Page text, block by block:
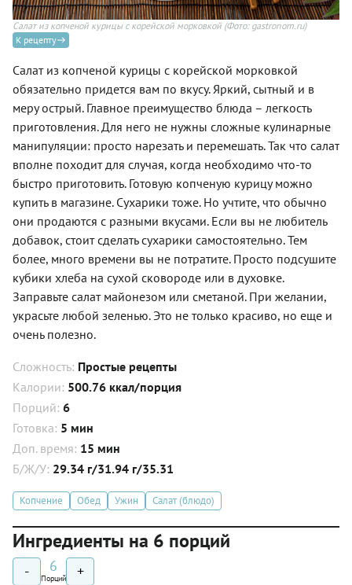
Салат из копченой курицы с корейской морковкой (Фото: gastronom.ru)
К рецепту
Салат из копченой курицы с корейской морковкой
обязательно придется вам по вкусу. Яркий, сытный и в
меру острый. Главное преимущество блюда – легкость
приготовления. Для него не нужны сложные кулинарные
манипуляции: просто нарезать и перемешать. Так что салат
вполне походит для случая, когда необходимо что-то
быстро приготовить. Готовую копченую курицу можно
купить в магазине. Сухарики тоже. Но учтите, что обычно
они продаются с разными вкусами. Если вы не любитель
добавок, стоит сделать сухарики самостоятельно. Тем
более, много времени вы не потратите. Просто подсушите
кубики хлеба на сухой сковороде или в духовке.
Заправьте салат майонезом или сметаной. При желании,
украсьте любой зеленью. Это не только красиво, но еще и
очень полезно.
Сложность: Простые рецепты
Калории: 500.76 ккал/порция
Порций: 6
Готовка: 5 мин
Доп. время: 15 мин
Б/Ж/У: 29.34 г/31.94 г/35.31
Копчение Обед Ужин Салат (блюдо)
Ингредиенты на 6 порций
- 6
Порций +